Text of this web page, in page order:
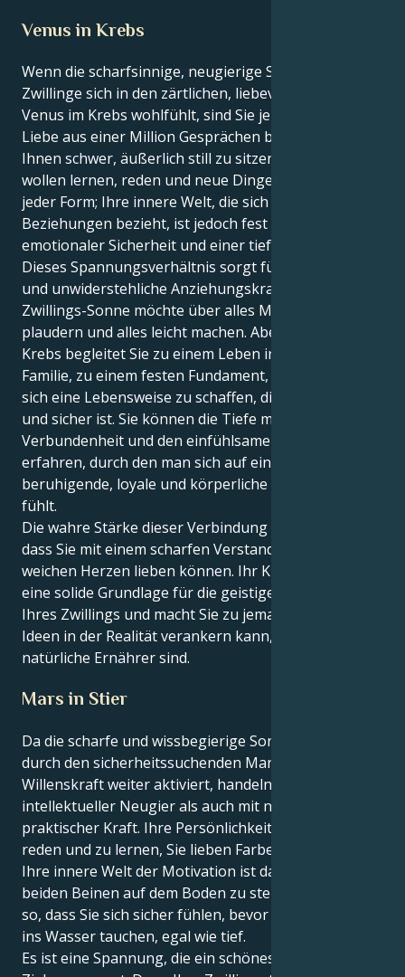
Venus in Krebs
Wenn die scharfsinnige, neugierige Sonne der
Zwillinge sich in den zärtlichen, liebevollen Armen der
Venus im Krebs wohlfühlt, sind Sie jemand, dessen
Liebe aus einer Million Gesprächen besteht. Es fällt
Ihnen schwer, äußerlich still zu sitzen, denn Sie
wollen lernen, reden und neue Dinge reizen Sie in
jeder Form; Ihre innere Welt, die sich auf
Beziehungen bezieht, ist jedoch fest verwurzelt in
emotionaler Sicherheit und einer tiefen Fürsorge.
Dieses Spannungsverhältnis sorgt für eine schöne
und unwiderstehliche Anziehungskraft. Ihre
Zwillings-Sonne möchte über alles Mögliche
plaudern und alles leicht machen. Aber Ihre Venus im
Krebs begleitet Sie zu einem Leben in Heim und
Familie, zu einem festen Fundament, zu dem Wunsch,
sich eine Lebensweise zu schaffen, die unbeschwert
und sicher ist. Sie können die Tiefe menschlicher
Verbundenheit und den einfühlsamen Raum
erfahren, durch den man sich auf eine intensive,
beruhigende, loyale und körperliche Weise geliebt
fühlt.
Die wahre Stärke dieser Verbindung besteht darin,
dass Sie mit einem scharfen Verstand und einem
weichen Herzen lieben können. Ihr Krebsherz bietet
eine solide Grundlage für die geistige Beweglichkeit
Ihres Zwillings und macht Sie zu jemandem, der seine
Ideen in der Realität verankern kann, da Sie der
natürliche Ernährer sind.
Mars in Stier
Da die scharfe und wissbegierige Sonne der Zwillinge
durch den sicherheitssuchenden Mars im Stier ihre
Willenskraft weiter aktiviert, handeln Sie sowohl mit
intellektueller Neugier als auch mit nachhaltiger,
praktischer Kraft. Ihre Persönlichkeit liebt es, zu
reden und zu lernen, Sie lieben Farben usw., aber
Ihre innere Welt der Motivation ist das Bedürfnis, mit
beiden Beinen auf dem Boden zu stehen, und zwar
so, dass Sie sich sicher fühlen, bevor Sie einen Zeh
ins Wasser tauchen, egal wie tief.
Es ist eine Spannung, die ein schönes, quälendes